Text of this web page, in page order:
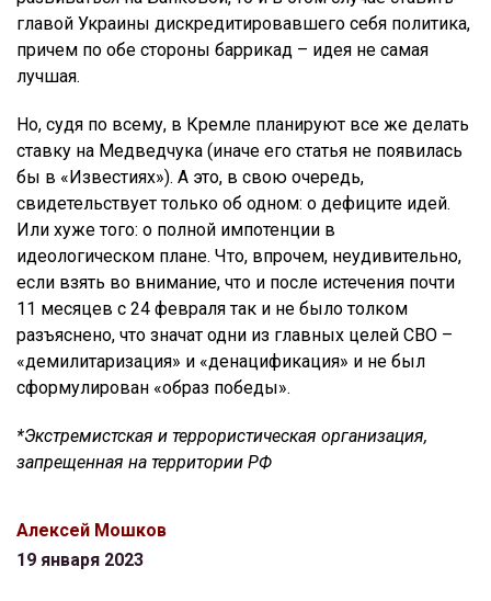
главой Украины дискредитировавшего себя политика,
причем по обе стороны баррикад – идея не самая
лучшая.
Но, судя по всему, в Кремле планируют все же делать
ставку на Медведчука (иначе его статья не появилась
бы в «Известиях»). А это, в свою очередь,
свидетельствует только об одном: о дефиците идей.
Или хуже того: о полной импотенции в
идеологическом плане. Что, впрочем, неудивительно,
если взять во внимание, что и после истечения почти
11 месяцев с 24 февраля так и не было толком
разъяснено, что значат одни из главных целей СВО –
«демилитаризация» и «денацификация» и не был
сформулирован «образ победы».
*Экстремистская и террористическая организация,
запрещенная на территории РФ
Алексей Мошков
19 января 2023